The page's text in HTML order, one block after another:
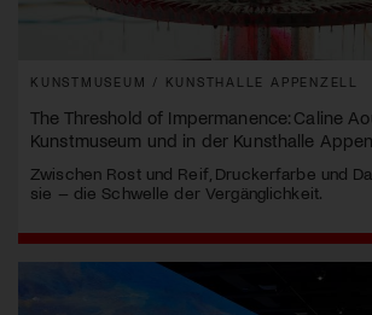
KUNSTMUSEUM / KUNSTHALLE APPENZELL
The Threshold of Impermanence: Caline
Kunstmuseum und in der Kunsthalle
Zwischen Rost und Reif, Druckerfarbe und
sie – die Schwelle der Vergänglichkeit.